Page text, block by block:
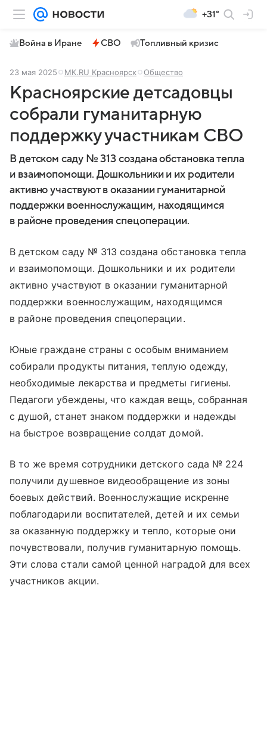
+31°
Война в Иране СВО Топливный кризис
23 мая 2025 МК.RU Красноярск Общество
Красноярские детсадовцы
собрали гуманитарную
поддержку участникам СВО
В детском саду № 313 создана обстановка тепла
и взаимопомощи. Дошкольники и их родители
активно участвуют в оказании гуманитарной
поддержки военнослужащим, находящимся
в районе проведения спецоперации.
В детском саду № 313 создана обстановка тепла
и взаимопомощи. Дошкольники и их родители
активно участвуют в оказании гуманитарной
поддержки военнослужащим, находящимся
в районе проведения спецоперации.
Юные граждане страны с особым вниманием
собирали продукты питания, теплую одежду,
необходимые лекарства и предметы гигиены.
Педагоги убеждены, что каждая вещь, собранная
с душой, станет знаком поддержки и надежды
на быстрое возвращение солдат домой.
В то же время сотрудники детского сада № 224
получили душевное видеообращение из зоны
боевых действий. Военнослужащие искренне
поблагодарили воспитателей, детей и их семьи
за оказанную поддержку и тепло, которые они
почувствовали, получив гуманитарную помощь.
Эти слова стали самой ценной наградой для всех
участников акции.